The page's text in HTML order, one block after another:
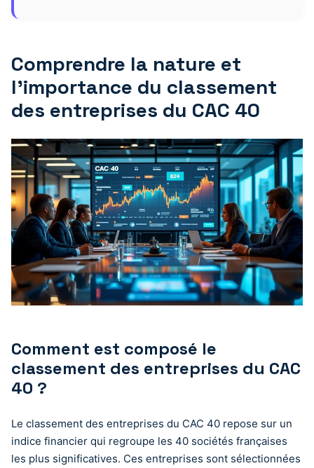
Comprendre la nature et
l’importance du classement
des entreprises du CAC 40
Comment est composé le
classement des entreprises du CAC
40 ?
Le classement des entreprises du CAC 40 repose sur un
indice financier qui regroupe les 40 sociétés françaises
les plus significatives. Ces entreprises sont sélectionnées